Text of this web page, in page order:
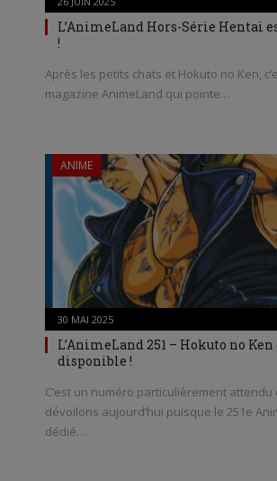
L’AnimeLand Hors-Série Hentai
!
Après les petits chats et Hokuto no Ken,
magazine AnimeLand qui pointe…
ANIME
30 MAI 2025
L’AnimeLand 251 – Hokuto no Ken
disponible !
C’est un numéro particulièrement attendu
dévoilons aujourd’hui puisque le 251e
dédié…